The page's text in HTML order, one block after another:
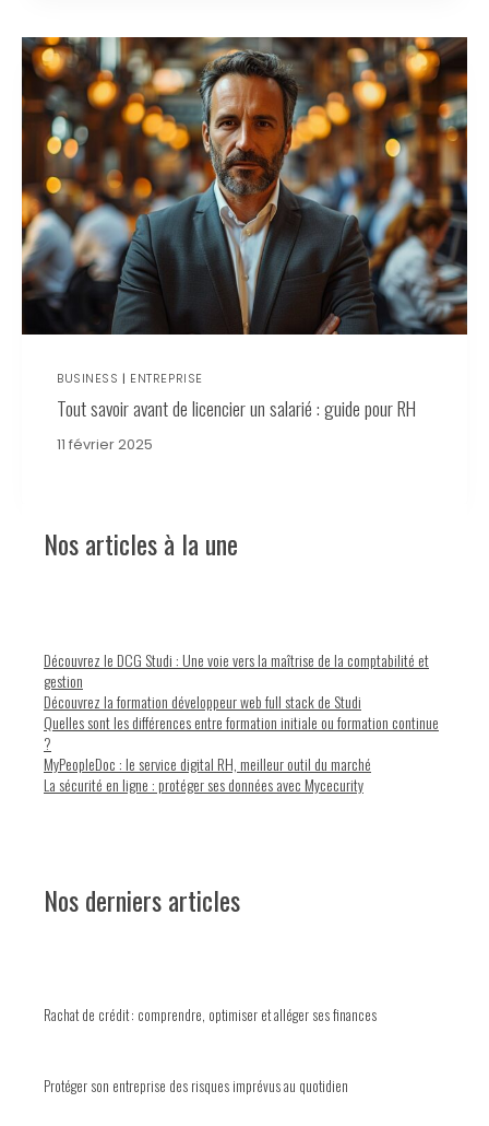
BUSINESS | ENTREPRISE
Tout savoir avant de licencier un salarié : guide pour RH
11 février 2025
Nos articles à la une
Découvrez le DCG Studi : Une voie vers la maîtrise de la comptabilité et
gestion
Découvrez la formation développeur web full stack de Studi
Quelles sont les différences entre formation initiale ou formation continue
?
MyPeopleDoc : le service digital RH, meilleur outil du marché
La sécurité en ligne : protéger ses données avec Mycecurity
Nos derniers articles
Rachat de crédit : comprendre, optimiser et alléger ses finances
Protéger son entreprise des risques imprévus au quotidien